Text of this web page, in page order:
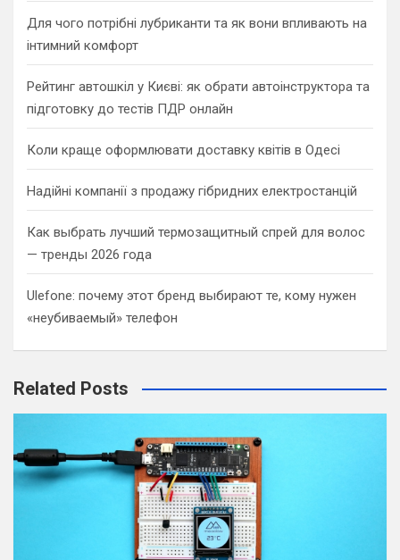
Для чого потрібні лубриканти та як вони впливають на
інтимний комфорт
Рейтинг автошкіл у Києві: як обрати автоінструктора та
підготовку до тестів ПДР онлайн
Коли краще оформлювати доставку квітів в Одесі
Надійні компанії з продажу гібридних електростанцій
Как выбрать лучший термозащитный спрей для волос
— тренды 2026 года
Ulefone: почему этот бренд выбирают те, кому нужен
«неубиваемый» телефон
Related Posts